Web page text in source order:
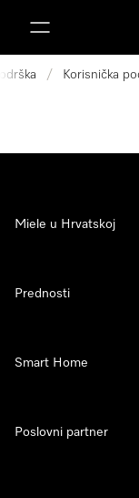
/ Korisnička
Miele u Hrvatskoj
Prednosti
Smart Home
Poslovni partner